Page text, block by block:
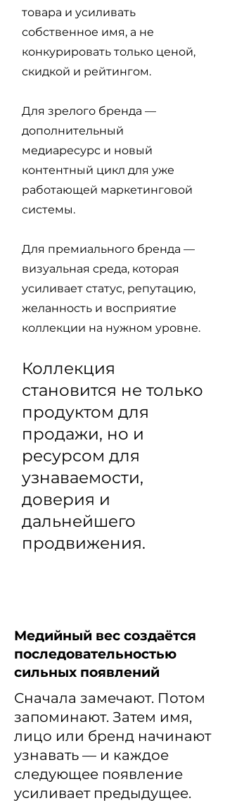
товара и усиливать
собственное имя, а не
конкурировать только ценой,
скидкой и рейтингом.
Для зрелого бренда —
дополнительный
медиаресурс и новый
контентный цикл для уже
работающей маркетинговой
системы.
Для премиального бренда —
визуальная среда, которая
усиливает статус, репутацию,
желанность и восприятие
коллекции на нужном уровне.
Коллекция
становится не только
продуктом для
продажи, но и
ресурсом для
узнаваемости,
доверия и
дальнейшего
продвижения.
Медийный вес создаётся
последовательностью
сильных появлений
Сначала замечают. Потом
запоминают. Затем имя,
лицо или бренд начинают
узнавать — и каждое
следующее появление
усиливает предыдущее.